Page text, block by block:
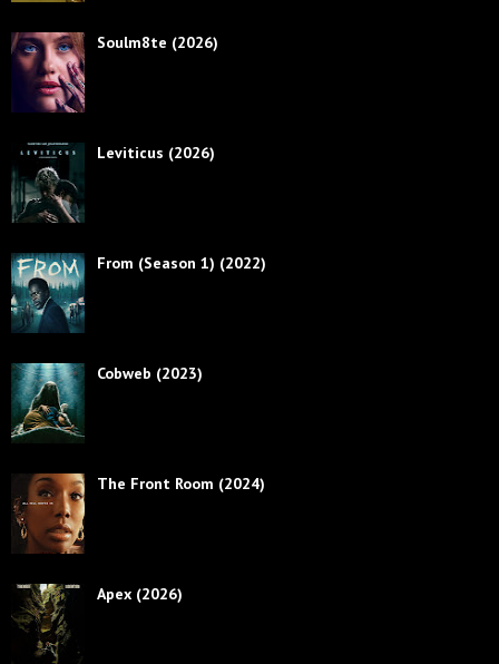
Soulm8te (2026)
Leviticus (2026)
From (Season 1) (2022)
Cobweb (2023)
The Front Room (2024)
Apex (2026)